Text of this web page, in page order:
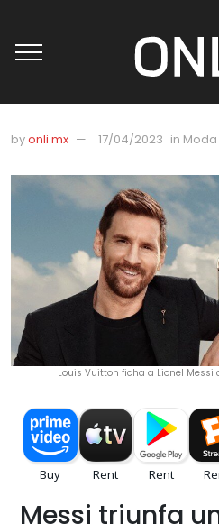
byonli mx 17/04/2023 in Moda
Louis Vuitton ficha a Lionel
Messi triunfa